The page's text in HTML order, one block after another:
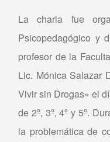
La charla fue
Psicopedagógico y
profesor de la
Lic. Mónica Salazar
Vivir sin Drogas» el
de 2º, 3º, 4º y 5º.
la problemática de